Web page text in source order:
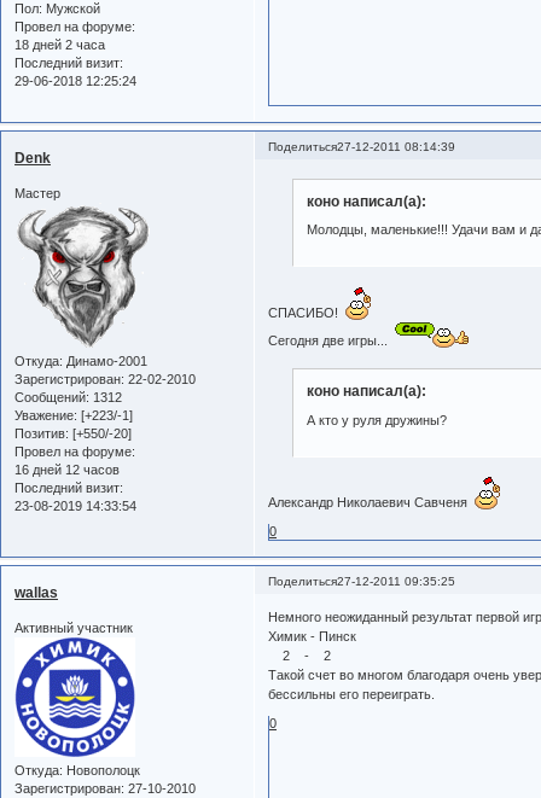
Пол: Мужской
Провел на форуме:
18 дней 2 часа
Последний визит:
29-06-2018 12:25:24
Поделиться27-12-2011 08:14:39
Denk
Мастер
Откуда: Динамо-2001
Зарегистрирован: 22-02-2010
Сообщений: 1312
Уважение: [+223/-1]
Позитив: [+550/-20]
Провел на форуме:
16 дней 12 часов
Последний визит:
23-08-2019 14:33:54
коно написал(а):
Молодцы, маленькие!!! Удачи вам и
СПАСИБО!
Сегодня две игры...
коно написал(а):
А кто у руля дружины?
Александр Николаевич Савченя
0
Поделиться27-12-2011 09:35:25
wallas
Активный участник
Откуда: Новополоцк
Зарегистрирован: 27-10-2010
Немного неожиданный результат первой
Химик - Пинск
2 - 2
Такой счет во многом благодаря очень
бессильны его переиграть.
0